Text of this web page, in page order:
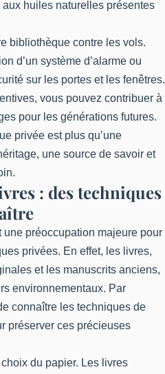
huiles naturelles présentes
bibliothèque contre les vols.
d’un système d’alarme ou
sur les portes et les fenêtres.
vous pouvez contribuer à
pour les générations futures.
privée est plus qu’une
une source de savoir et
: des techniques
une préoccupation majeure pour
privées. En effet, les livres,
et les manuscrits anciens,
environnementaux. Par
connaître les techniques de
préserver ces précieuses
du papier. Les livres